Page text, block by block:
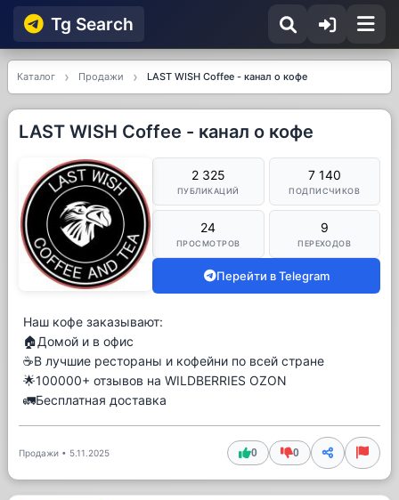
Tg Searсh
Каталог Продажи LAST WISH Coffee - канал о кофе
LAST WISH Coffee - канал о кофе
2 325
ПУБЛИКАЦИЙ
7 140
ПОДПИСЧИКОВ
24
ПРОСМОТРОВ
9
ПЕРЕХОДОВ
Перейти в Telegram
Наш кофе заказывают:
🏠Домой и в офис
☕️В лучшие рестораны и кофейни по всей стране
🌟100000+ отзывов на WILDBERRIES OZON
🚛Бесплатная доставка
Продажи • 5.11.2025 0 0